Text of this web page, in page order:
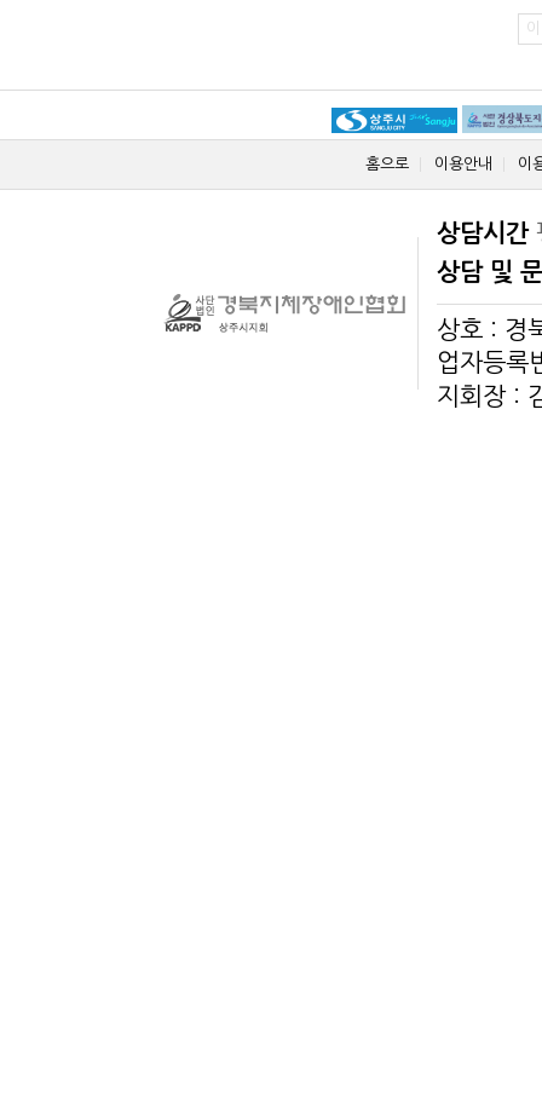
홈으로 이용안내 이
상담시간
상담 및
상호 : 경
업자등
지회장 :